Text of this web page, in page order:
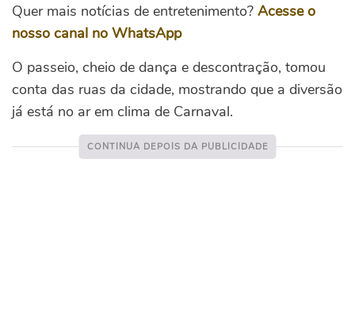
Quer mais notícias de entretenimento? Acesse o
nosso canal no WhatsApp
O passeio, cheio de dança e descontração, tomou
conta das ruas da cidade, mostrando que a diversão
já está no ar em clima de Carnaval.